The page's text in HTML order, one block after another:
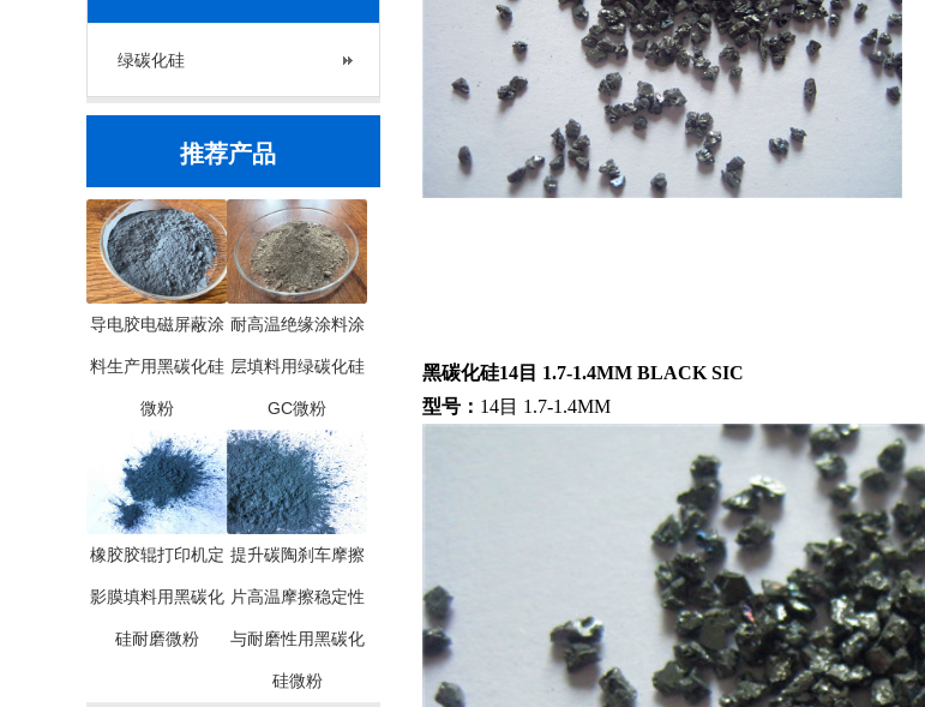
绿碳化硅
推荐产品
导电胶电磁屏蔽涂
料生产用黑碳化硅
微粉
耐高温绝缘涂料涂
层填料用绿碳化硅
GC微粉
橡胶胶辊打印机定
影膜填料用黑碳化
硅耐磨微粉
提升碳陶刹车摩擦
片高温摩擦稳定性
与耐磨性用黑碳化
硅微粉
黑碳化硅14目 1.7-1.4MM BLACK SIC
型号： 14目 1.7-1.4MM